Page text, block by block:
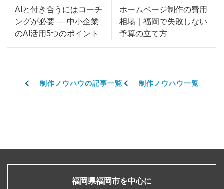
AIと付き合うにはコーチ
ングが必要 — 中小企業
のAI活用5つのポイント
ホームページ制作の費用
相場｜福岡で失敗しない
予算の立て方
制作ノウハウの記事一覧 制作ノウハウ一覧
福岡県福岡市を中心に